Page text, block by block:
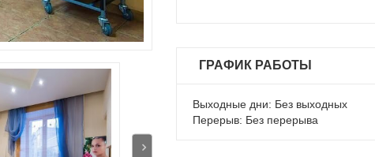
ГРАФИК РАБОТЫ
Выходные дни: Без выходных
Перерыв: Без перерыва